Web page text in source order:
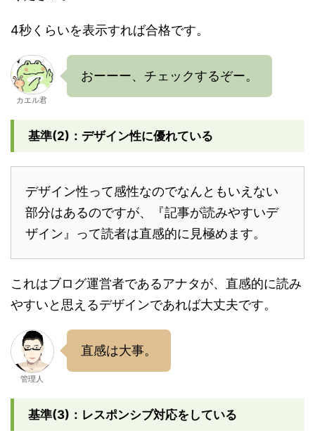
4秒くらいを表示すれば合格です。
カエル君
おーーー、チェックするぞー。
基準(2)：デザイン性に優れている
デザイン性って感性なのでなんともいえない
部分はあるのですが、『記事が読みやすいデ
ザイン』って読者は直感的に見極めます。
これはブログ運営者であるアナタが、直感的に読み
やすいと思えるデザインであれば大丈夫です。
管理人
直感は大事。
基準(3)：レスポンシブ対応をしている